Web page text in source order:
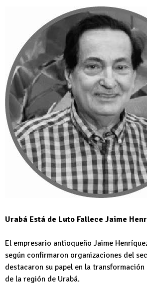
Urabá Está de Luto Fallece Jaime
El empresario antioqueño Jaime
según confirmaron organizaciones del
destacaron su papel en la
de la región de Urabá.